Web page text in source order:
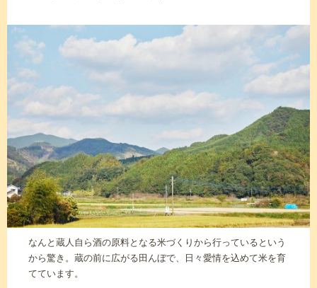
なんと蔵人自ら酒の原料となる米づくりから行っているという
から驚き。蔵の前に広がる田んぼで、日々愛情を込めて米を育
てています。